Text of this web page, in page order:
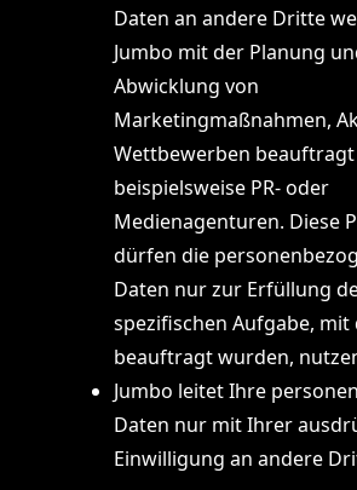
Daten an andere Dritte
Jumbo mit der Planung
Abwicklung von
Marketingmaßnahmen,
Wettbewerben
beispielsweise PR- oder
Medienagenturen. Diese
dürfen die
Daten nur zur Erfüllung
spezifischen Aufgabe, mit
beauftragt wurden,
Jumbo leitet Ihre
Daten nur mit Ihrer
Einwilligung an andere